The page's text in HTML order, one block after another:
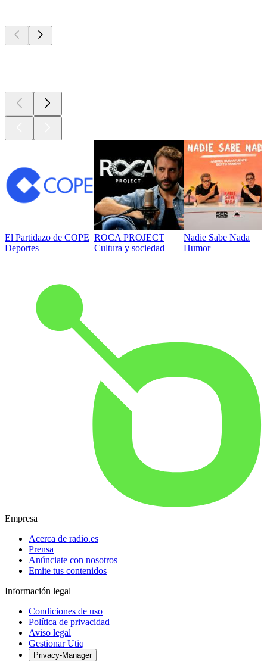
El Partidazo de COPE
Deportes
ROCA PROJECT
Cultura y sociedad
Nadie Sabe Nada
Humor
Empresa
Acerca de radio.es
Prensa
Anúnciate con nosotros
Emite tus contenidos
Información legal
Condiciones de uso
Política de privacidad
Aviso legal
Gestionar Utiq
Privacy-Manager